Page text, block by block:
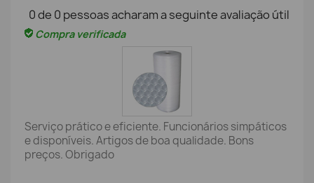
0de 0 pessoas acharam a seguinte avaliação útil
Compra verificada
Serviço prático e eficiente. Funcionários simpáticos
e disponíveis. Artigos de boa qualidade. Bons
preços. Obrigado